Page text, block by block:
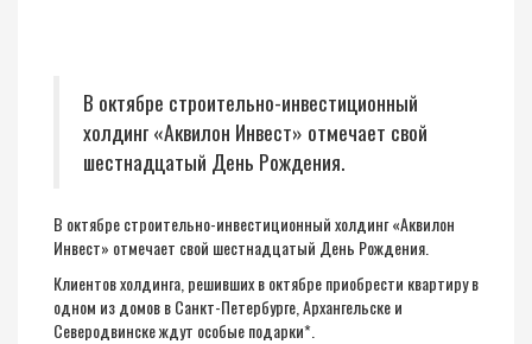
В октябре строительно-инвестиционный
холдинг «Аквилон Инвест» отмечает свой
шестнадцатый День Рождения.
В октябре строительно-инвестиционный холдинг «Аквилон
Инвест» отмечает свой шестнадцатый День Рождения.
Клиентов холдинга, решивших в октябре приобрести квартиру в
одном из домов в Санкт-Петербурге, Архангельске и
Северодвинске ждут особые подарки*.